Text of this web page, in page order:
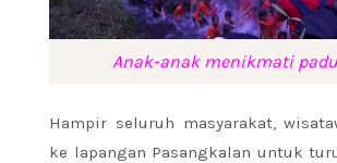
Anak-anak menikmati
Hampir seluruh masyarakat,
ke lapangan Pasangkalan untuk